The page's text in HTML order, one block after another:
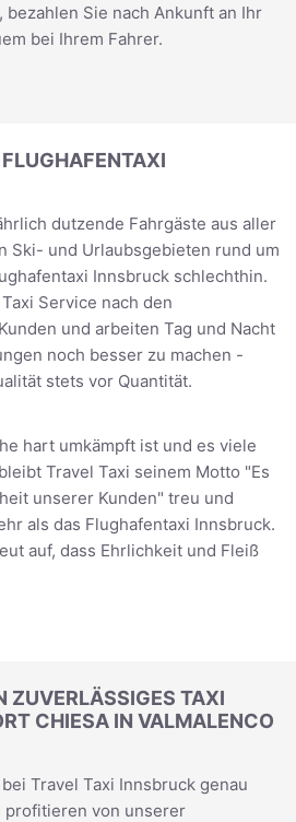
Sie nach Ankunft an Ihr
bei Ihrem Fahrer.
dutzende Fahrgäste aus aller
Ski- und Urlaubsgebieten rund um
Innsbruck schlechthin.
Service nach den
und arbeiten Tag und Nacht
noch besser zu machen -
stets vor Quantität.
hart umkämpft ist und es viele
Travel Taxi seinem Motto "Es
unserer Kunden" treu und
als das Flughafentaxi Innsbruck.
auf, dass Ehrlichkeit und Fleiß
ZUVERLÄSSIGES TAXI
CHIESA IN VALMALENCO
Travel Taxi Innsbruck genau
profitieren von unserer